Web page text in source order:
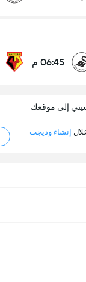
06:45 م
إلى موقعك
إنشاء وديجت